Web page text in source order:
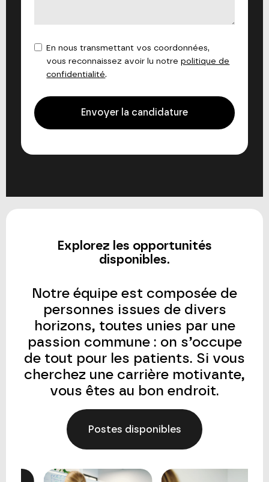
En nous transmettant vos coordonnées,
vous reconnaissez avoir lu notrepolitique de
confidentialité.
Envoyer la candidature
Explorez les opportunités
disponibles.
Notre équipe est composée de
personnes issues de divers
horizons, toutes unies par une
passion commune : on s’occupe
de tout pour les patients. Si vous
cherchez une carrière motivante,
vous êtes au bon endroit.
Postes disponibles